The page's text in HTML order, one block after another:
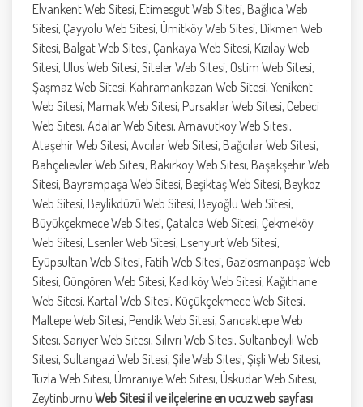
Elvankent Web Sitesi, Etimesgut Web Sitesi, Bağlıca Web
Sitesi, Çayyolu Web Sitesi, Ümitköy Web Sitesi, Dikmen Web
Sitesi, Balgat Web Sitesi, Çankaya Web Sitesi, Kızılay Web
Sitesi, Ulus Web Sitesi, Siteler Web Sitesi, Ostim Web Sitesi,
Şaşmaz Web Sitesi, Kahramankazan Web Sitesi, Yenikent
Web Sitesi, Mamak Web Sitesi, Pursaklar Web Sitesi, Cebeci
Web Sitesi, Adalar Web Sitesi, Arnavutköy Web Sitesi,
Ataşehir Web Sitesi, Avcılar Web Sitesi, Bağcılar Web Sitesi,
Bahçelievler Web Sitesi, Bakırköy Web Sitesi, Başakşehir Web
Sitesi, Bayrampaşa Web Sitesi, Beşiktaş Web Sitesi, Beykoz
Web Sitesi, Beylikdüzü Web Sitesi, Beyoğlu Web Sitesi,
Büyükçekmece Web Sitesi, Çatalca Web Sitesi, Çekmeköy
Web Sitesi, Esenler Web Sitesi, Esenyurt Web Sitesi,
Eyüpsultan Web Sitesi, Fatih Web Sitesi, Gaziosmanpaşa Web
Sitesi, Güngören Web Sitesi, Kadıköy Web Sitesi, Kağıthane
Web Sitesi, Kartal Web Sitesi, Küçükçekmece Web Sitesi,
Maltepe Web Sitesi, Pendik Web Sitesi, Sancaktepe Web
Sitesi, Sarıyer Web Sitesi, Silivri Web Sitesi, Sultanbeyli Web
Sitesi, Sultangazi Web Sitesi, Şile Web Sitesi, Şişli Web Sitesi,
Tuzla Web Sitesi, Ümraniye Web Sitesi, Üsküdar Web Sitesi,
Zeytinburnu Web Sitesi il ve ilçelerine en ucuz web sayfası